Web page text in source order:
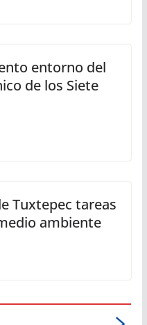
entorno del
de los Siete
Tuxtepec tareas
ambiente